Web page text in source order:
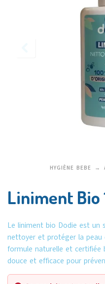
HYGIÈNE BEBE
Liniment Bio
Le liniment bio Dodie est un
nettoyer et protéger la peau
formule naturelle et certifiée
douce et efficace pour